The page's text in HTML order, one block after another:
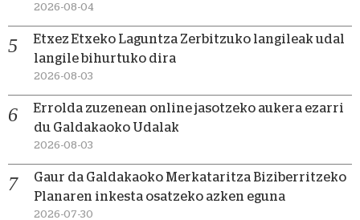
2026-08-04
Etxez Etxeko Laguntza Zerbitzuko langileak udal
langile bihurtuko dira
2026-08-03
Errolda zuzenean online jasotzeko aukera ezarri
du Galdakaoko Udalak
2026-08-03
Gaur da Galdakaoko Merkataritza Biziberritzeko
Planaren inkesta osatzeko azken eguna
2026-07-30